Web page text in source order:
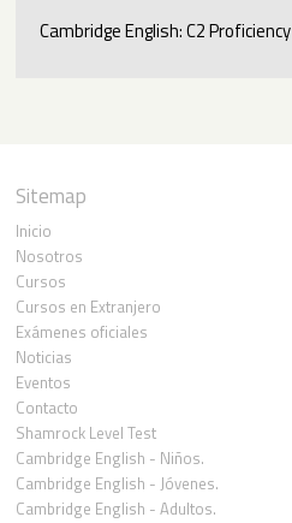
Cambridge English: C2 Proficiency
Sitemap
Inicio
Nosotros
Cursos
Cursos en Extranjero
Exámenes oficiales
Noticias
Eventos
Contacto
Shamrock Level Test
Cambridge English - Niños.
Cambridge English - Jóvenes.
Cambridge English - Adultos.